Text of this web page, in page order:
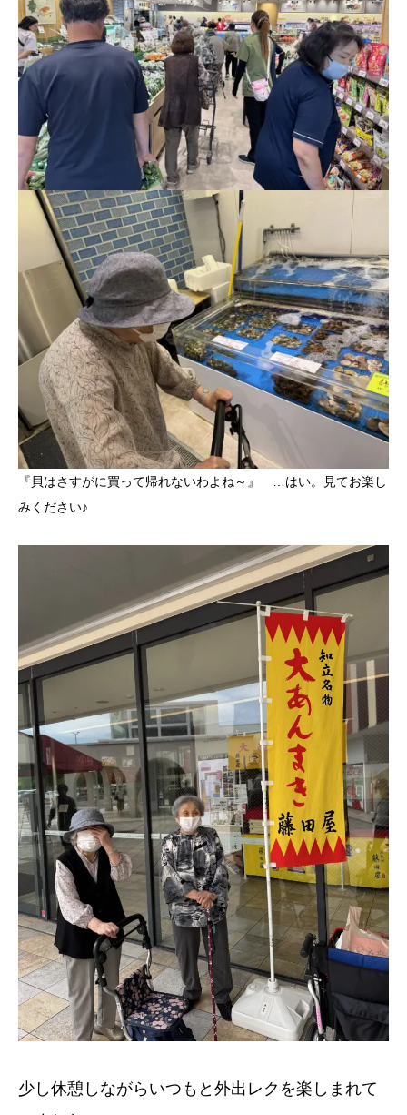
『貝はさすがに買って帰れないわよね～』 …はい。見てお楽し
みください♪
少し休憩しながらいつもと外出レクを楽しまれて